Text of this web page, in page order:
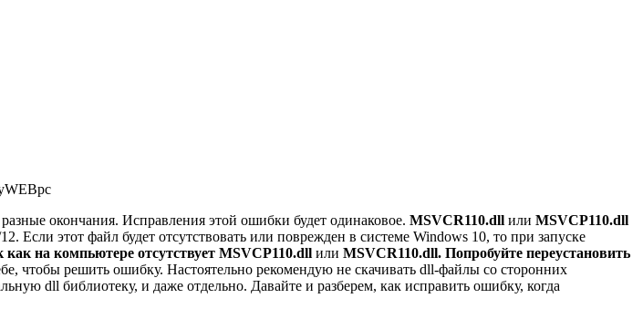
окончания. Исправления этой ошибки будет одинаковое. MSVCR110.dll или MSVCP110.dll
Если этот файл будет отсутствовать или поврежден в системе Windows 10, то при запуске
на компьютере отсутствует MSVCP110.dll или MSVCR110.dll. Попробуйте переустановить
чтобы решить ошибку. Настоятельно рекомендую не скачивать dll-файлы со сторонних
dll библиотеку, и даже отдельно. Давайте и разберем, как исправить ошибку, когда